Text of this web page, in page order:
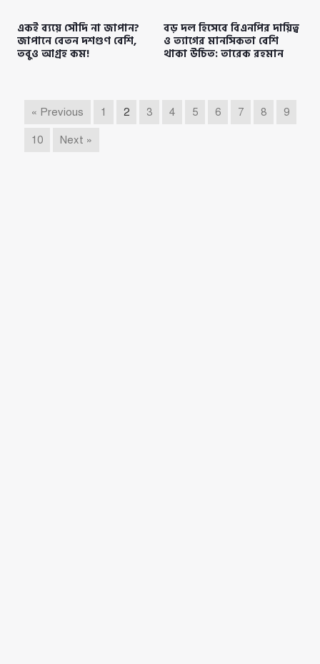
একই ব্যয়ে সৌদি না জাপান?
জাপানে বেতন দশগুণ বেশি,
তবুও আগ্রহ কম!
বড় দল হিসেবে বিএনপির দায়িত্ব
ও ত্যাগের মানসিকতা বেশি
থাকা উচিত: তারেক রহমান
« Previous 1 2 3 4 5 6 7 8 9
10 Next »